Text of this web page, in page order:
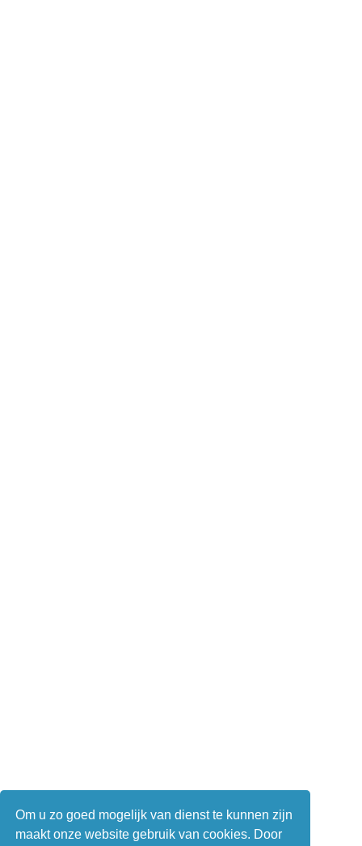
Om u zo goed mogelijk van dienst te kunnen zijn
maakt onze website gebruik van cookies. Door